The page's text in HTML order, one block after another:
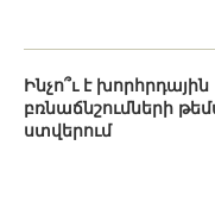
Ինչո՞ւ է խորհրդային
բռնաճնշումների
ստվերում